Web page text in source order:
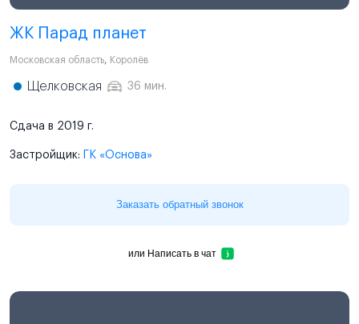
ЖК Парад планет
Московская область, Королёв
Щелковская 36 мин.
Сдача в 2019 г.
Застройщик: ГК «Основа»
Заказать обратный звонок
или Написать в чат